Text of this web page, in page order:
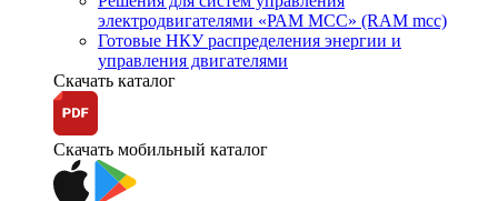
электродвигателями «РАМ МСС» (RAM mcc)
Готовые НКУ распределения энергии и
управления двигателями
Скачать каталог
Скачать мобильный каталог